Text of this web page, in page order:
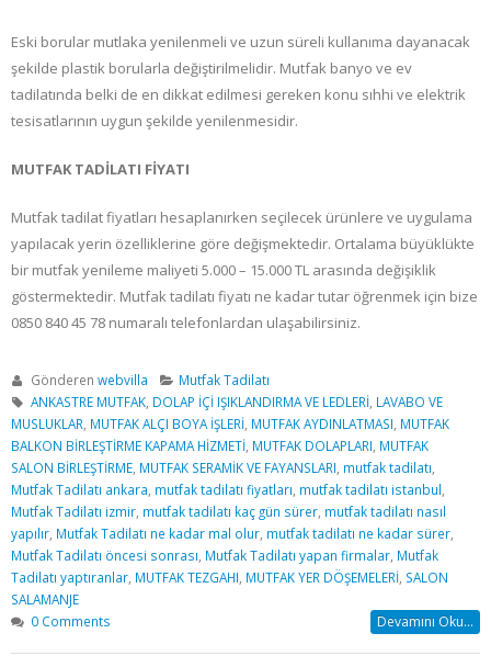
Eski borular mutlaka yenilenmeli ve uzun süreli kullanıma dayanacak
şekilde plastik borularla değiştirilmelidir. Mutfak banyo ve ev
tadilatında belki de en dikkat edilmesi gereken konu sıhhi ve elektrik
tesisatlarının uygun şekilde yenilenmesidir.
MUTFAK TADİLATI FİYATI
Mutfak tadilat fiyatları hesaplanırken seçilecek ürünlere ve uygulama
yapılacak yerin özelliklerine göre değişmektedir. Ortalama büyüklükte
bir mutfak yenileme maliyeti 5.000 – 15.000 TL arasında değişiklik
göstermektedir. Mutfak tadilatı fiyatı ne kadar tutar öğrenmek için bize
0850 840 45 78 numaralı telefonlardan ulaşabilirsiniz.
Gönderen webvilla
Mutfak Tadilatı
ANKASTRE MUTFAK, DOLAP İÇİ IŞIKLANDIRMA VE LEDLERİ, LAVABO VE
MUSLUKLAR MUTFAK ALÇI BOYA İŞLERİ MUTFAK AYDINLATMASI MUTFAK
BALKON BİRLEŞTİRME KAPAMA HİZMETİ MUTFAK DOLAPLARI MUTFAK
SALON BİRLEŞTİRME MUTFAK SERAMİK VE FAYANSLARI mutfak tadilatı
Mutfak Tadilatı ankara mutfak tadilatı fiyatları mutfak tadilatı istanbul
Mutfak Tadilatı izmir mutfak tadilatı kaç gün sürer mutfak tadilatı nasıl
yapılır Mutfak Tadilatı ne kadar mal olur mutfak tadilatı ne kadar sürer
Mutfak Tadilatı öncesi sonrası Mutfak Tadilatı yapan firmalar Mutfak
Tadilatı yaptıranlar MUTFAK TEZGAHI MUTFAK YER DÖŞEMELERİ SALON
SALAMANJE
0 Comments
Devamını Oku...